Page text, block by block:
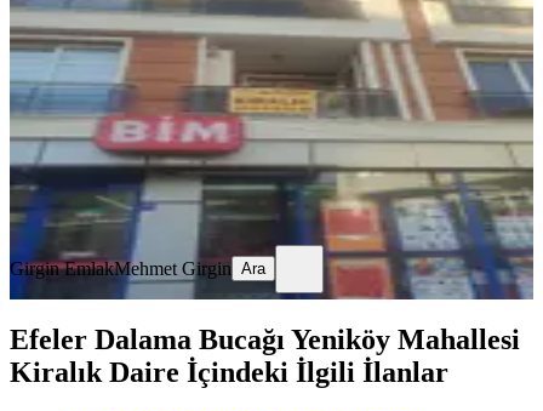
Efeler, Güzelhisar Mahallesi
·1. Kat·04.08.2026
25.000 ₺
Girgin EmlakMehmet Girgin
Ara
Girgin EmlakMehmet Girgin Ara
Efeler Dalama Bucağı Yeniköy Mahallesi
Kiralık Daire İçindeki İlgili İlanlar